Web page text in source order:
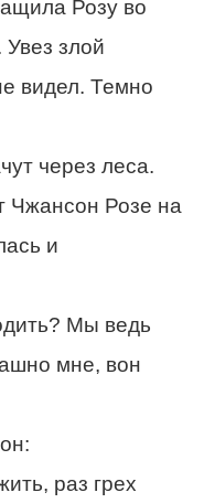
Розу во
злой
видел. Темно
через леса.
Чжансон Розе на
и
Мы ведь
мне, вон
раз грех